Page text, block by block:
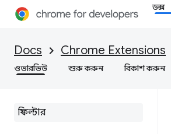
ডক্স
Docs Chrome Extensions
ওভারভিউ শুরু করুন বিকাশ করুন